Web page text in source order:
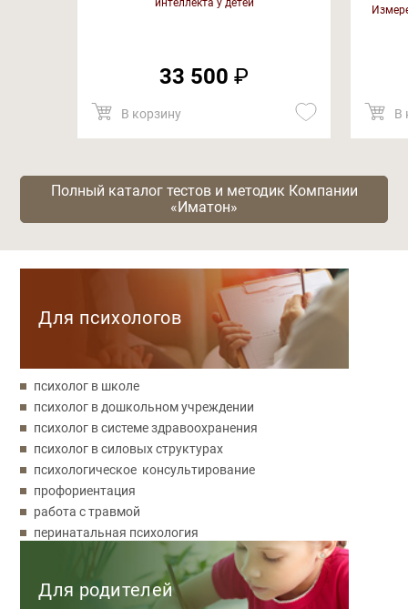
33 500 ₽
В корзину В
Полный каталог тестов и методик Компании
«Иматон»
Для психологов
психолог в школе
психолог в дошкольном учреждении
психолог в системе здравоохранения
психолог в силовых структурах
психологическое консультирование
профориентация
работа с травмой
перинатальная психология
Для родителей